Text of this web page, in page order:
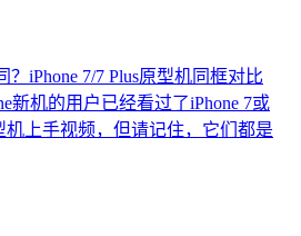
？iPhone 7/7 Plus原型机同框对比
新机的用户已经看过了iPhone 7或
机上手视频，但请记住，它们都是